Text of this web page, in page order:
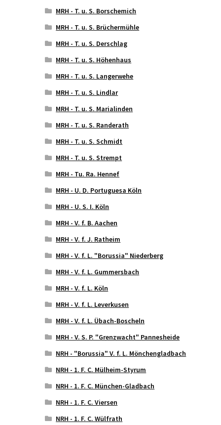
MRH - T. u. S. Borschemich
MRH - T. u. S. Brüchermühle
MRH - T. u. S. Derschlag
MRH - T. u. S. Höhenhaus
MRH - T. u. S. Langerwehe
MRH - T. u. S. Lindlar
MRH - T. u. S. Marialinden
MRH - T. u. S. Randerath
MRH - T. u. S. Schmidt
MRH - T. u. S. Strempt
MRH - Tu. Ra. Hennef
MRH - U. D. Portuguesa Köln
MRH - U. S. I. Köln
MRH - V. f. B. Aachen
MRH - V. f. J. Ratheim
MRH - V. f. L. "Borussia" Niederberg
MRH - V. f. L. Gummersbach
MRH - V. f. L. Köln
MRH - V. f. L. Leverkusen
MRH - V. f. L. Übach-Boscheln
MRH - V. S. P. "Grenzwacht" Pannesheide
NRH - "Borussia" V. f. L. Mönchengladbach
NRH - 1. F. C. Mülheim-Styrum
NRH - 1. F. C. München-Gladbach
NRH - 1. F. C. Viersen
NRH - 1. F. C. Wülfrath